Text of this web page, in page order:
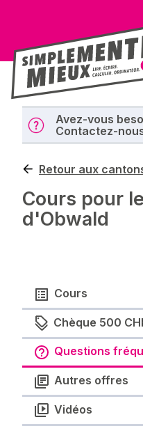
Avez-vous
Contactez-
Retour aux
Cours pour
d'Obwald
Cours
Chèque 500
Questions
Autres offres
Vidéos